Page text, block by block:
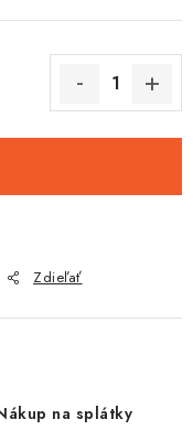
značiek
Zdieľať
na splátky